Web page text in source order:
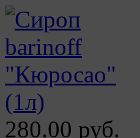
280.00 руб.